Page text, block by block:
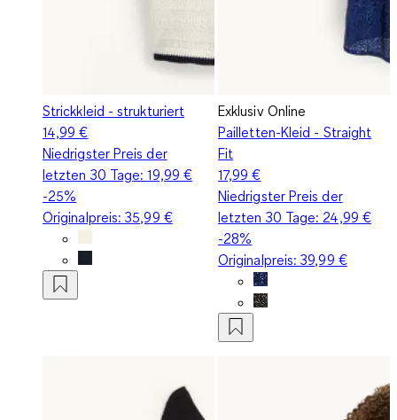
Strickkleid - strukturiert
14,99 €
Niedrigster Preis der
letzten 30 Tage:19,99 €
-25%
Originalpreis:35,99 €
Exklusiv Online
Pailletten-Kleid - Straight
Fit
17,99 €
Niedrigster Preis der
letzten 30 Tage: 24,99 €
-28%
Originalpreis:39,99 €